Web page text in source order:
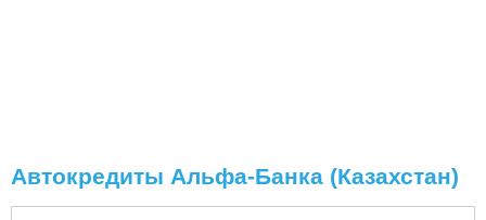
Автокредиты Альфа-Банка (Казахстан)